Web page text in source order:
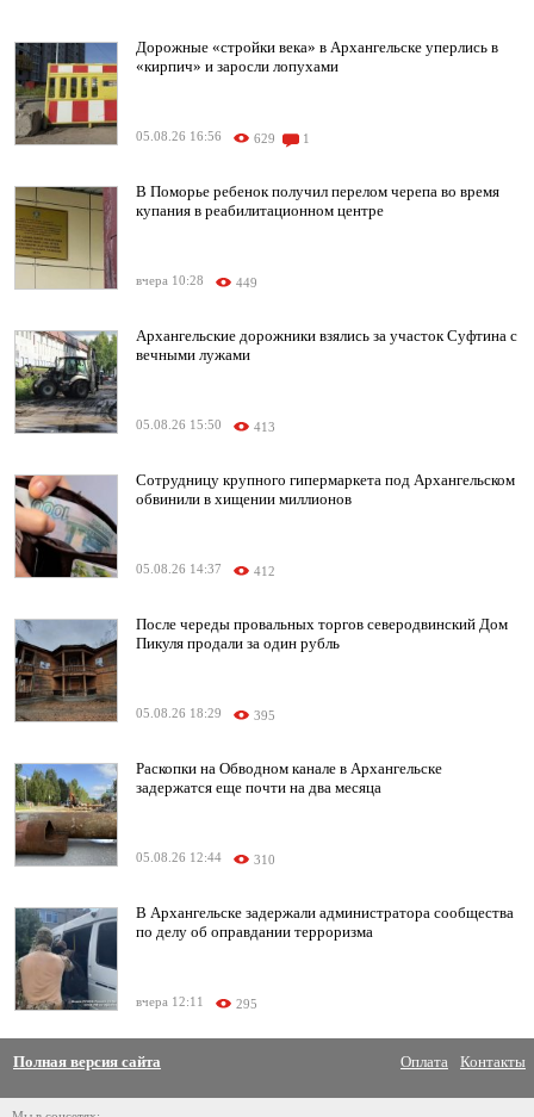
Дорожные «стройки века» в Архангельске уперлись в
«кирпич» и заросли лопухами
05.08.26 16:56 629 1
В Поморье ребенок получил перелом черепа во время
купания в реабилитационном центре
вчера 10:28 449
Архангельские дорожники взялись за участок Суфтина с
вечными лужами
05.08.26 15:50 413
Сотрудницу крупного гипермаркета под Архангельском
обвинили в хищении миллионов
05.08.26 14:37 412
После череды провальных торгов северодвинский Дом
Пикуля продали за один рубль
05.08.26 18:29 395
Раскопки на Обводном канале в Архангельске
задержатся еще почти на два месяца
05.08.26 12:44 310
В Архангельске задержали администратора сообщества
по делу об оправдании терроризма
вчера 12:11 295
Полная версия сайта Оплата Контакты